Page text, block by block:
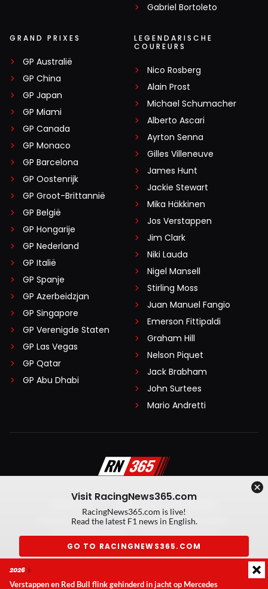
Gabriel Bortoleto
GRAND PRIXES
GP Australië
GP China
GP Japan
GP Miami
GP Canada
GP Monaco
GP Barcelona
GP Oostenrijk
GP Groot-Brittannië
GP België
GP Hongarije
GP Nederland
GP Italië
GP Spanje
GP Azerbeidzjan
GP Singapore
GP Verenigde Staten
GP Las Vegas
GP Qatar
GP Abu Dhabi
LEGENDARISCHE
COUREURS
Nico Rosberg
Alain Prost
Michael Schumacher
Alberto Ascari
Ayrton Senna
Gilles Villeneuve
James Hunt
Jackie Stewart
Mika Häkkinen
Jos Verstappen
Jim Clark
Niki Lauda
Nigel Mansell
Stirling Moss
Juan Manuel Fangio
Emerson Fittipaldi
Graham Hill
Nelson Piquet
Jack Brabham
John Surtees
Mario Andretti
Algemene voorwaarden
Privacy Policy
Created by On Your Marks
Privacy manager
Kansspeluitingen
Visit RacingNews365.com
RacingNews365.com is live!
Read the latest F1 news in English.
GO TO RACINGNEWS365.COM
2026
Verstappen en Red Bull flink gehinderd in jacht op Mercedes